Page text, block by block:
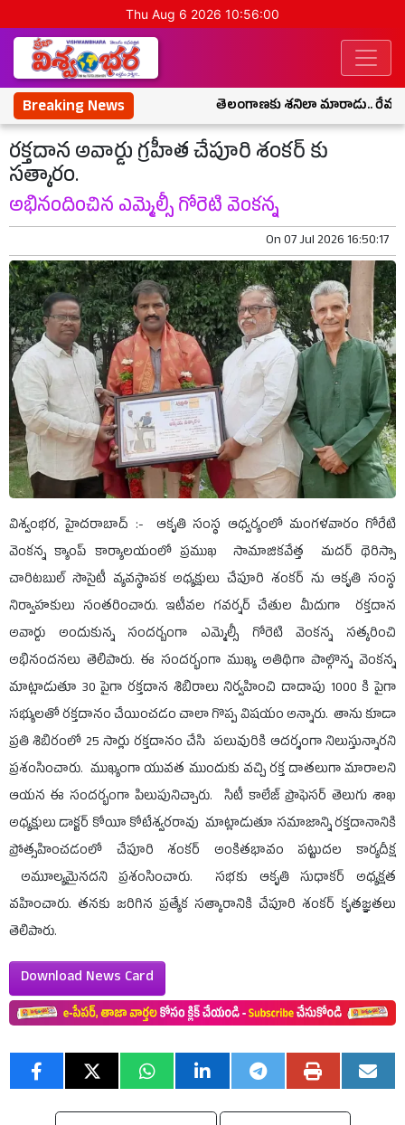
Thu Aug 6 2026 10:56:00
Breaking News తెలంగాణకు శనిలా మారాడు..
రక్తదాన అవార్డు గ్రహీత చేపూరి శంకర్ కు
సత్కారం.
అభినందించిన ఎమ్మెల్సీ గోరెటి వెంకన్న
On07 Jul 2026 16:50:17
విశ్వంభర, హైదరాబాద్ :- ఆకృతి సంస్థ ఆధ్వర్యంలో మంగళవారం గోరేటి
వెంకన్న క్యాంప్ కార్యాలయంలో ప్రముఖ సామాజికవేత్త మదర్ థెరిస్సా
చారిటబుల్ సొసైటీ వ్యవస్థాపక అధ్యక్షులు చేపూరి శంకర్ ను ఆకృతి సంస్థ
నిర్వాహకులు సంతరించారు. ఇటీవల గవర్నర్ చేతుల మీదుగా రక్తదాన
అవార్డు అందుకున్న సందర్బంగా ఎమ్మెల్సీ గోరెటి వెంకన్న సత్కరించి
అభినందనలు తెలిపారు. ఈ సందర్భంగా ముఖ్య అతిథిగా పాల్గొన్న వెంకన్న
మాట్లాడుతూ 30 పైగా రక్తదాన శిబిరాలు నిర్వహించి దాదాపు 1000 కి పైగా
సభ్యులతో రక్తదానం చేయించడం చాలా గొప్ప విషయం అన్నారు. తాను కూడా
ప్రతి శిబిరంలో 25 సార్లు రక్తదానం చేసి పలువురికి ఆదర్శంగా నిలుస్తున్నారని
ప్రశంసించారు. ముఖ్యంగా యువత ముందుకు వచ్చి రక్త దాతలుగా మారాలని
ఆయన ఈ సందర్భంగా పిలుపునిచ్చారు. సిటీ కాలేజ్ ప్రొఫెసర్ తెలుగు శాఖ
అధ్యక్షులు డాక్టర్ కోయీ కోటేశ్వరరావు మాట్లాడుతూ సమాజాన్ని రక్తదానానికి
ప్రోత్సహించడంలో చేపూరి శంకర్ అంకితభావం పట్టుదల కార్యదీక్ష
అమూల్యమైనదని ప్రశంసించారు. సభకు ఆకృతి సుధాకర్ అధ్యక్షత
వహించారు. తనకు జరిగిన ప్రత్యేక సత్కారానికి చేపూరి శంకర్ కృతజ్ఞతలు
తెలిపారు.
Download News Card